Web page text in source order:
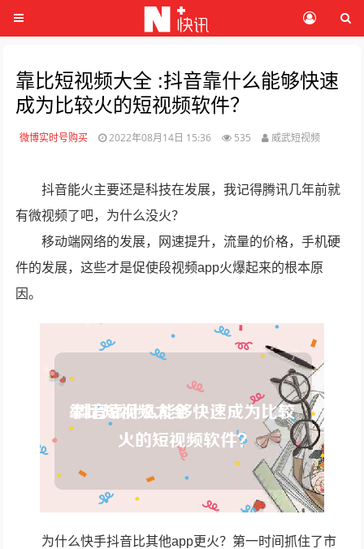
靠比短视频大全 :抖音靠什么能够快速
成为比较火的短视频软件？
微博实时号购买 2022年08月14日 15:36 535 威武短视频
抖音能火主要还是科技在发展，我记得腾讯几年前就
有微视频了吧，为什么没火？
移动端网络的发展，网速提升，流量的价格，手机硬
件的发展，这些才是促使段视频app火爆起来的根本原
因。
为什么快手抖音比其他app更火？第一时间抓住了市